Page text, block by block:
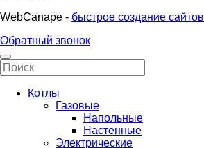
WebCanape - быстрое создание сайтов
Обратный звонок
Котлы
Газовые
Напольные
Настенные
Электрические